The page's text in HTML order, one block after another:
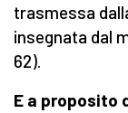
trasmessa
insegnata dal
62).
E a proposito